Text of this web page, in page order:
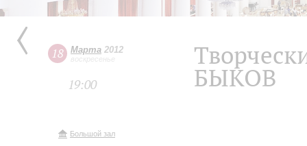
18 Марта 2012
воскресенье
19:00
Большой зал
БЫКОВ